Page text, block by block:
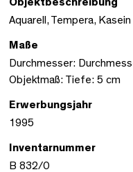
Aquarell, Tempera,
Maße
Durchmesser:
Objektmaß: Tiefe: 5 cm
Erwerbungsjahr
1995
Inventarnummer
B 832/0